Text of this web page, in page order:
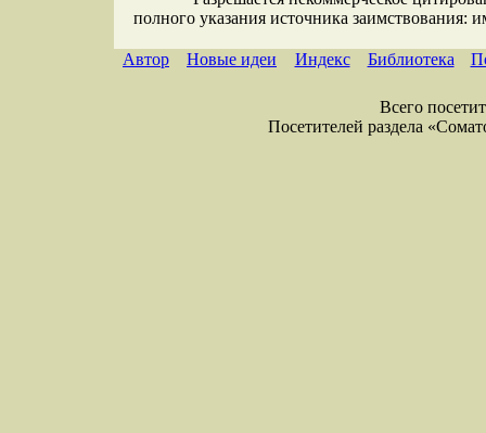
полного указания источника заимствования:
Автор Новые идеи Индекс Библиотека
Всего
Посетителей раздела